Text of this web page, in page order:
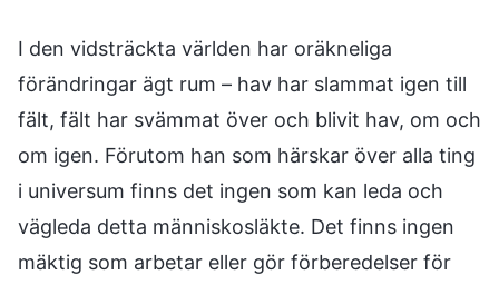
I den vidsträckta världen har oräkneliga
förändringar ägt rum – hav har slammat igen till
fält, fält har svämmat över och blivit hav, om och
om igen. Förutom han som härskar över alla ting
i universum finns det ingen som kan leda och
vägleda detta människosläkte. Det finns ingen
mäktig som arbetar eller gör förberedelser för